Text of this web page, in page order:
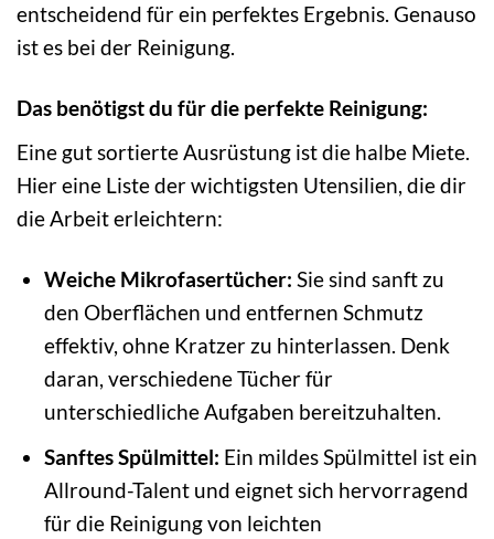
entscheidend für ein perfektes Ergebnis. Genauso
ist es bei der Reinigung.
Das benötigst du für die perfekte Reinigung:
Eine gut sortierte Ausrüstung ist die halbe Miete.
Hier eine Liste der wichtigsten Utensilien, die dir
die Arbeit erleichtern:
Weiche Mikrofasertücher: Sie sind sanft zu
den Oberflächen und entfernen Schmutz
effektiv, ohne Kratzer zu hinterlassen. Denk
daran, verschiedene Tücher für
unterschiedliche Aufgaben bereitzuhalten.
Sanftes Spülmittel: Ein mildes Spülmittel ist ein
Allround-Talent und eignet sich hervorragend
für die Reinigung von leichten